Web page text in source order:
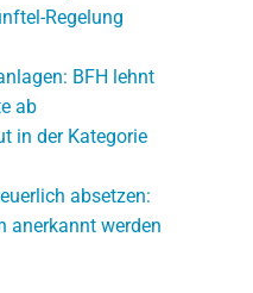
Regelung
BFH lehnt
ab
in der Kategorie
absetzen:
anerkannt werden